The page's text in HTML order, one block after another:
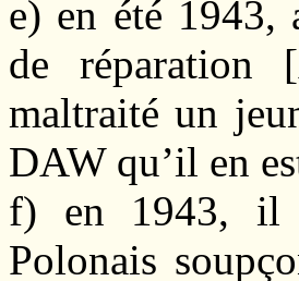
e) en été 1943,
de réparation
maltraité un
DAW qu’il en
f) en 1943, il
Polonais